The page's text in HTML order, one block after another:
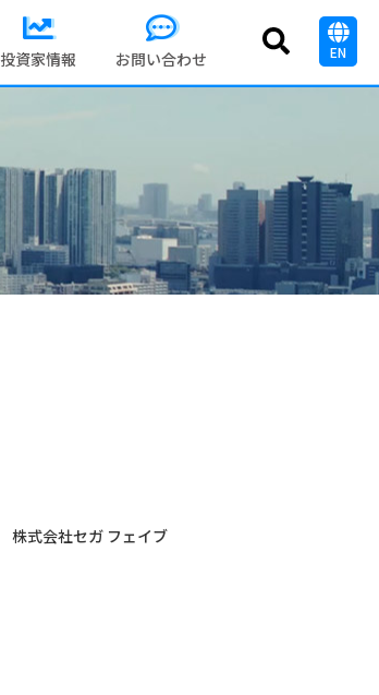
投資家情報 お問い合わせ EN
株式会社セガ フェイブ